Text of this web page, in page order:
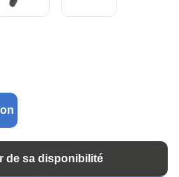
de sa disponibilité